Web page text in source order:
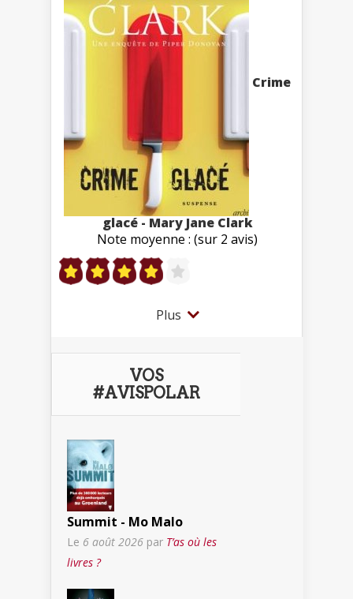
Crime
glacé - Mary Jane Clark
Note moyenne : (sur 2 avis)
Plus
VOS
#AVISPOLAR
Summit - Mo Malo
Le 6 août 2026 par T’as où les
livres ?